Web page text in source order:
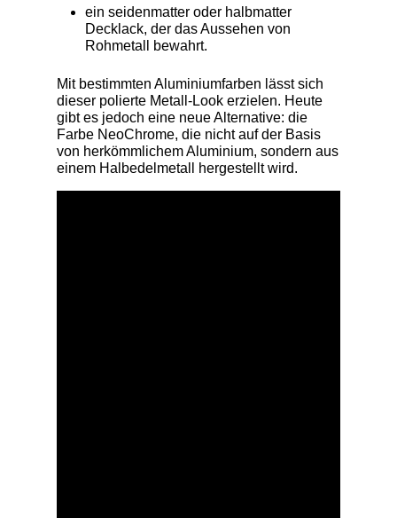
ein seidenmatter oder halbmatter
Decklack, der das Aussehen von
Rohmetall bewahrt.
Mit bestimmten Aluminiumfarben lässt sich
dieser polierte Metall-Look erzielen. Heute
gibt es jedoch eine neue Alternative: die
Farbe NeoChrome, die nicht auf der Basis
von herkömmlichem Aluminium, sondern aus
einem Halbedelmetall hergestellt wird.